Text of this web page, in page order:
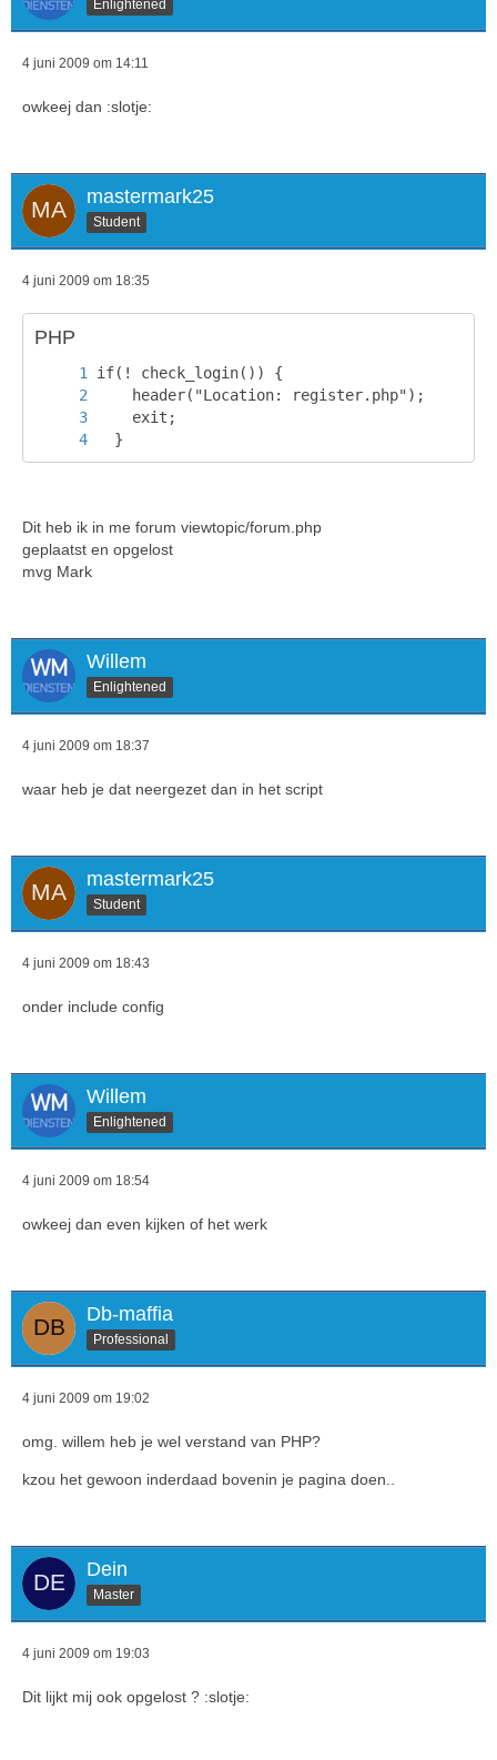
Enlightened
4 juni 2009 om 14:11
owkeej dan :slotje:
mastermark25
Student
4 juni 2009 om 18:35
PHP
  }
Dit heb ik in me forum viewtopic/forum.php
geplaatst en opgelost
mvg Mark
Willem
Enlightened
4 juni 2009 om 18:37
waar heb je dat neergezet dan in het script
mastermark25
Student
4 juni 2009 om 18:43
onder include config
Willem
Enlightened
4 juni 2009 om 18:54
owkeej dan even kijken of het werk
Db-maffia
Professional
4 juni 2009 om 19:02
omg. willem heb je wel verstand van PHP?
kzou het gewoon inderdaad bovenin je pagina doen..
Dein
Master
4 juni 2009 om 19:03
Dit lijkt mij ook opgelost ? :slotje: